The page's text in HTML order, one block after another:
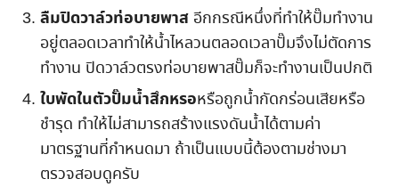
ลืมปิดวาล์วท่อบายพาสอีกกรณีหนึ่งที่ทำให้ปั๊มทำงาน
อยู่ตลอดเวลาทำให้น้ำไหลวนตลอดเวลาปั๊มจึงไม่ตัดการ
ทำงาน ปิดวาล์วตรงท่อบายพาสปั๊มก็จะทำงานเป็นปกติ
ใบพัดในตัวปั๊มน้ำสึกหรอหรือถูกน้ำกัดกร่อนเสียหรือ
ชำรุด ทำให้ไม่สามารถสร้างแรงดันน้ำได้ตามค่า
มาตรฐานที่กำหนดมา ถ้าเป็นแบบนี้ต้องตามช่างมา
ตรวจสอบดูครับ